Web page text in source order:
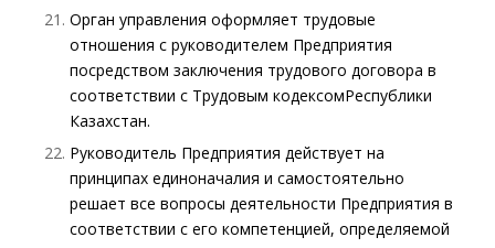
Орган управления оформляет трудовые
отношения с руководителем Предприятия
посредством заключения трудового договора в
соответствии с Трудовым кодексомРеспублики
Казахстан.
Руководитель Предприятия действует на
принципах единоначалия и самостоятельно
решает все вопросы деятельности Предприятия в
соответствии с его компетенцией, определяемой